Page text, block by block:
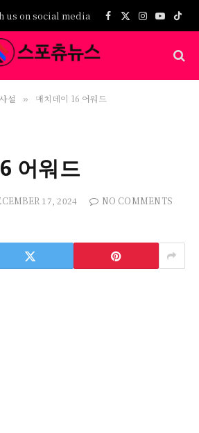
us on social media Facebook
X
Instagram
사설 » 매치데이 16 어워드
어워드
17, 2024
NO COMMENTS